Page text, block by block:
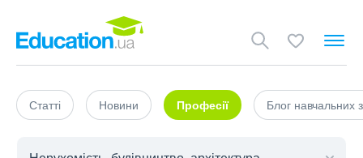
Статті Новини Професії Блог навчальних